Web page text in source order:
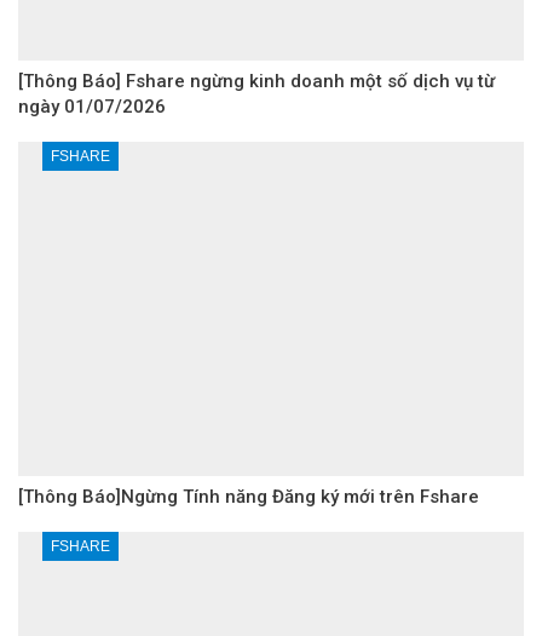
[Thông Báo] Fshare ngừng kinh doanh một số dịch vụ từ
ngày 01/07/2026
FSHARE
[Thông Báo]Ngừng Tính năng Đăng ký mới trên Fshare
FSHARE